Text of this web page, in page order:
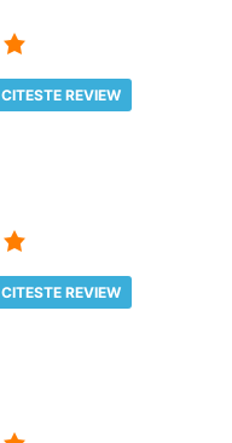
CITESTE REVIEW
CITESTE REVIEW